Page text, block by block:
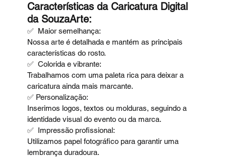
Características da Caricatura Digital
da SouzaArte:
✅  Maior semelhança:
Nossa arte é detalhada e mantém as principais
características do rosto.
✅  Colorida e vibrante:
Trabalhamos com uma paleta rica para deixar a
caricatura ainda mais marcante.
✅ Personalização:
Inserimos logos, textos ou molduras, seguindo a
identidade visual do evento ou da marca.
✅  Impressão profissional:
Utilizamos papel fotográfico para garantir uma
lembrança duradoura.